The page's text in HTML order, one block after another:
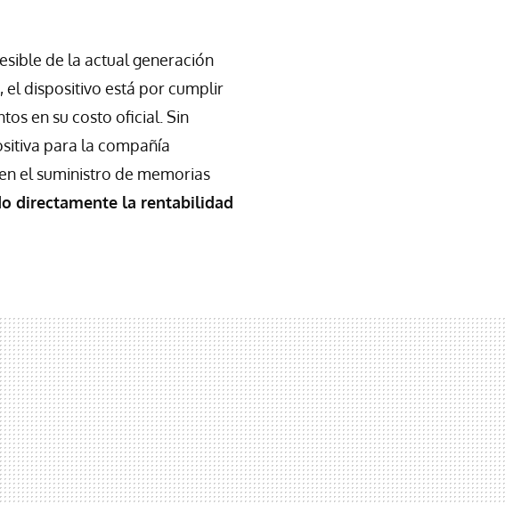
de la actual generación
el dispositivo está por cumplir
en su costo oficial. Sin
para la compañía
el suministro de memorias
directamente la rentabilidad